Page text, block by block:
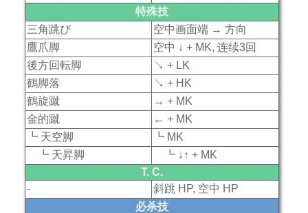
特殊技
三角跳び
空中画面端 → 方向
鷹爪脚
空中 ↓ + MK, 连续3回
後方回転脚
↘ + LK
鶴脚落
↘ + HK
鶴旋蹴
→ + MK
金的蹴
← + MK
┗ 天空脚
┗ MK
┗ 天昇脚
┗ ↓↑ + MK
T. C.
-
斜跳 HP, 空中 HP
必杀技